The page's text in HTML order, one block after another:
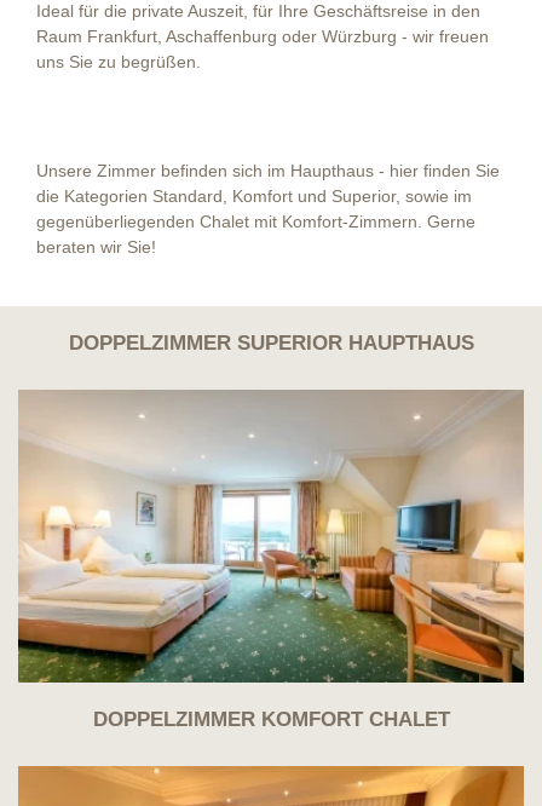
Ideal für die private Auszeit, für Ihre Geschäftsreise in den
Raum Frankfurt, Aschaffenburg oder Würzburg - wir freuen
uns Sie zu begrüßen.
Unsere Zimmer befinden sich im Haupthaus - hier finden Sie
die Kategorien Standard, Komfort und Superior, sowie im
gegenüberliegenden Chalet mit Komfort-Zimmern. Gerne
beraten wir Sie!
DOPPELZIMMER SUPERIOR HAUPTHAUS
DOPPELZIMMER KOMFORT CHALET